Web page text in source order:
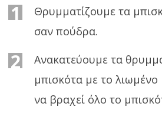
1
Θρυμματίζουμε τα
σαν πούδρα.
2
Ανακατεύουμε τα
μπισκότα με το
να βραχεί όλο το